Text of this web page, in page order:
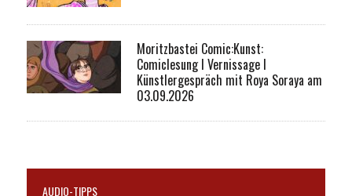
Moritzbastei Comic:Kunst:
Comiclesung I Vernissage I
Künstlergespräch mit Roya Soraya am
03.09.2026
AUDIO-TIPPS